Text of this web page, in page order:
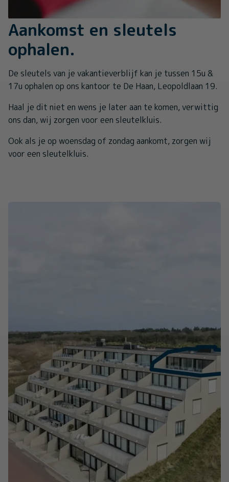
Aankomst en sleutels
ophalen.
De sleutels van je vakantieverblijf kan je tussen 15u &
17u ophalen op ons kantoor te De Haan, Leopoldlaan 19.
Haal je dit niet en wens je later aan te komen, verwittig
ons dan, wij zorgen voor een sleutelkluis.
Ook als je op woensdag of zondag aankomt, zorgen wij
voor een sleutelkluis.